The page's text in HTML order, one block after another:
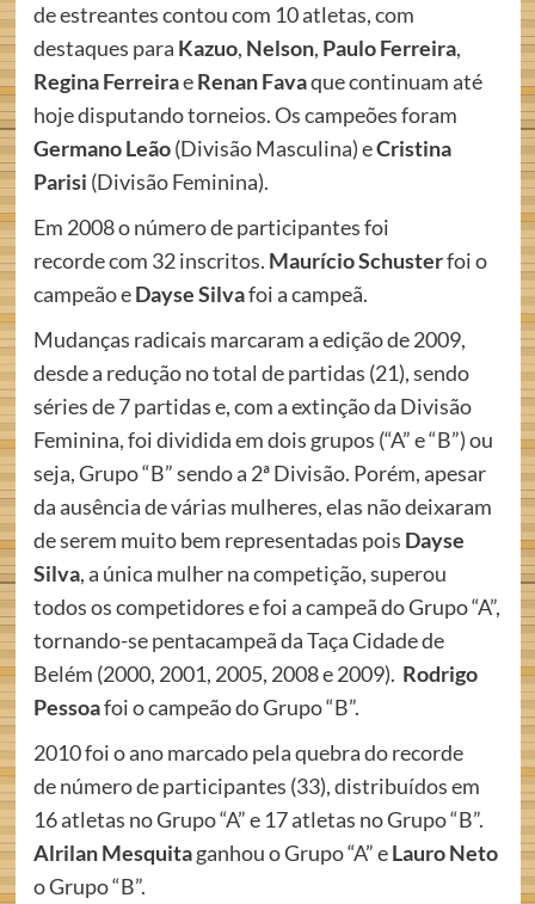
de estreantes contou com 10 atletas, com
destaques para Kazuo, Nelson, Paulo Ferreira,
Regina FerreiraeRenan Favaque continuam até
hoje disputando torneios. Os campeões foram
Germano Leão(Divisão Masculina) eCristina
Parisi (Divisão Feminina).
Em 2008 o número de participantes foi
recorde com 32 inscritos. Maurício Schusterfoi o
campeão eDayse Silvafoi a campeã.
Mudanças radicais marcaram a edição de 2009,
desde a redução no total de partidas (21), sendo
séries de 7 partidas e, com a extinção da Divisão
Feminina, foi dividida em dois grupos (“A” e “B”) ou
seja, Grupo “B” sendo a 2ª Divisão. Porém, apesar
da ausência de várias mulheres, elas não deixaram
de serem muito bem representadas pois Dayse
Silva, a única mulher na competição, superou
todos os competidores e foi a campeã do Grupo “A”,
tornando-se pentacampeã da Taça Cidade de
Belém (2000, 2001, 2005, 2008 e 2009). Rodrigo
Pessoafoi o campeão do Grupo “B”.
2010 foi o ano marcado pela quebra do recorde
de número de participantes (33), distribuídos em
16 atletas no Grupo “A” e 17 atletas no Grupo “B”.
Alrilan Mesquitaganhou o Grupo “A” eLauro Neto
o Grupo “B”.